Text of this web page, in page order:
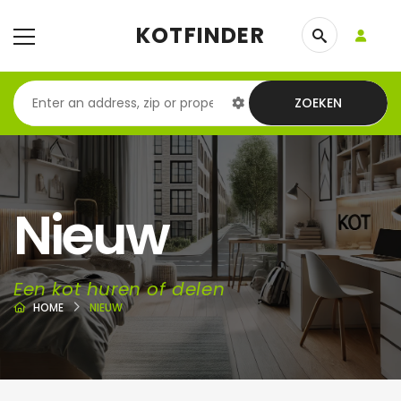
KOTFINDER
ZOEKEN
Nieuw
Een kot huren of delen
HOME NIEUW